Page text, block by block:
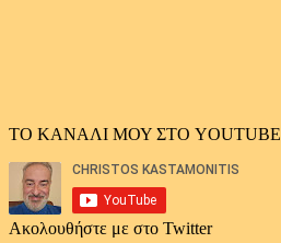
ΤΟ ΚΑΝΑΛΙ ΜΟΥ ΣΤΟ YOUTUBE
Ακολουθήστε με στο Twitter